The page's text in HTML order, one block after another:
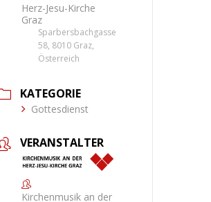
Herz-Jesu-Kirche
Graz
Sparbersbachgasse
58, 8010 Graz,
Österreich
KATEGORIE
Gottesdienst
VERANSTALTER
Kirchenmusik an der